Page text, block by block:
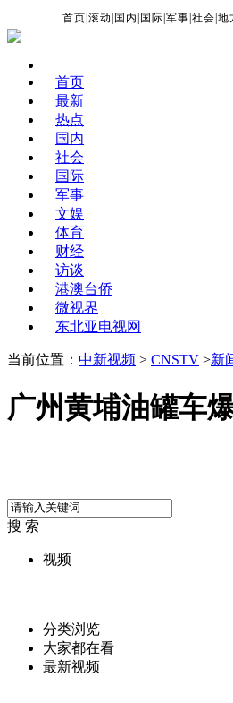
首页 |滚动 国内 国际 |军事 |社会 |地
首页
最新
热点
国内
社会
国际
军事
文娱
体育
财经
访谈
港澳台侨
微视界
东北亚电视网
当前位置： 中新视频 > CNSTV >新
广州黄埔油罐车
搜 索
视频
分类浏览
大家都在看
最新视频